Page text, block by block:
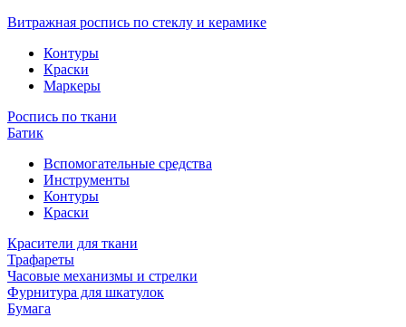
Витражная роспись по стеклу и керамике
Контуры
Краски
Маркеры
Роспись по ткани
Батик
Вспомогательные средства
Инструменты
Контуры
Краски
Красители для ткани
Трафареты
Часовые механизмы и стрелки
Фурнитура для шкатулок
Бумага